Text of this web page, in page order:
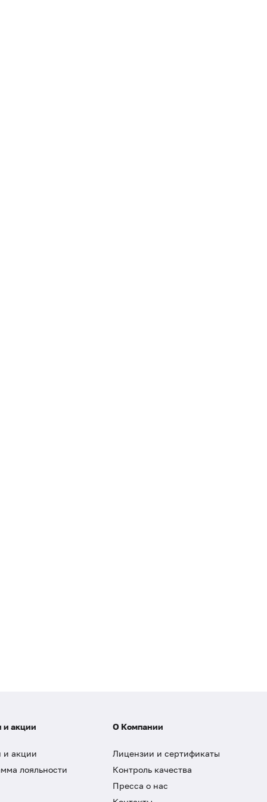
и акции
и акции
лояльности
О Компании
Лицензии и сертификаты
Контроль качества
Пресса о нас